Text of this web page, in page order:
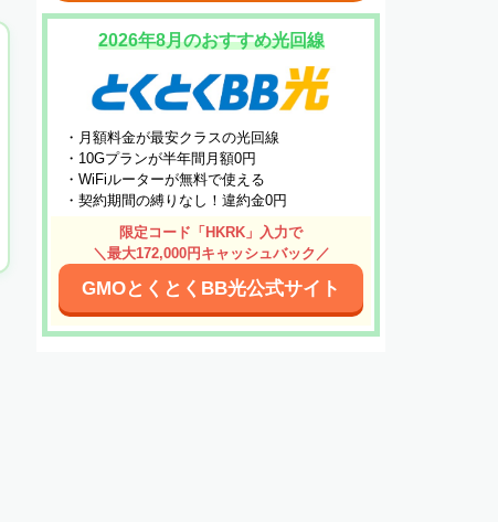
2026年8月のおすすめ光回線
・月額料金が最安クラスの光回線
・10Gプランが半年間月額0円
・WiFiルーターが無料で使える
・契約期間の縛りなし！違約金0円
限定コード「HKRK」入力で
＼最大172,000円キャッシュバック／
GMOとくとくBB光公式サイト